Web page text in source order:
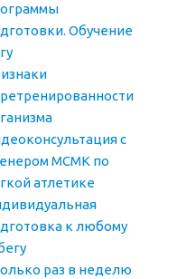
Обучение
с
МСМК по
атлетике
к любому
раз в неделю